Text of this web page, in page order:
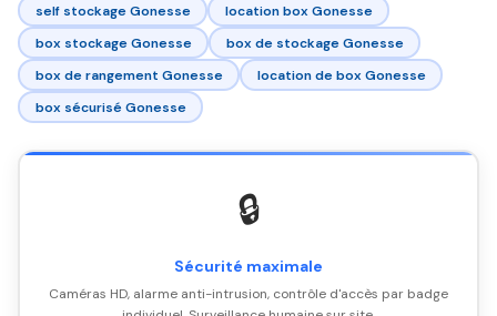
self stockage Gonesse
location box Gonesse
box stockage Gonesse
box de stockage Gonesse
box de rangement Gonesse
location de box Gonesse
box sécurisé Gonesse
🔒
Sécurité maximale
Caméras HD, alarme anti-intrusion, contrôle d'accès par badge